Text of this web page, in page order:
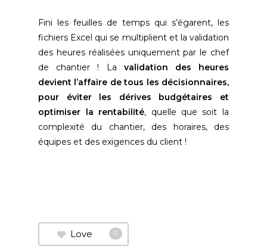
Fini les feuilles de temps qui s’égarent, les
fichiers Excel qui se multiplient et la validation
des heures réalisées uniquement par le chef
de chantier ! La validation des heures
devient l’affaire de tous les décisionnaires,
pour éviter les dérives budgétaires et
optimiser la rentabilité, quelle que soit la
complexité du chantier, des horaires, des
équipes et des exigences du client !
Love 0